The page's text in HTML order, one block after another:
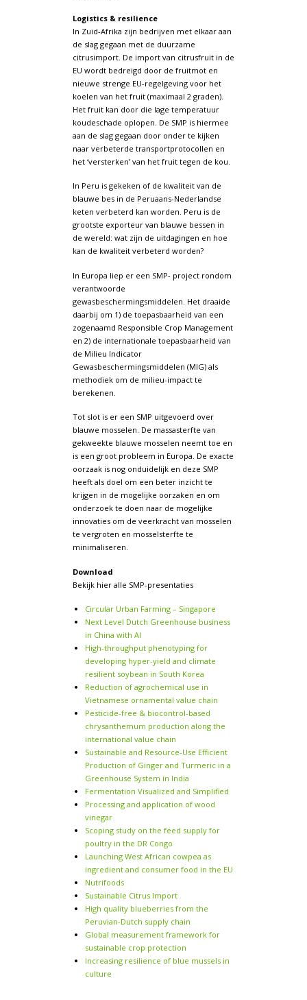
Logistics & resilience
In Zuid-Afrika zijn bedrijven met elkaar aan
de slag gegaan met de duurzame
citrusimport. De import van citrusfruit in de
EU wordt bedreigd door de fruitmot en
nieuwe strenge EU-regelgeving voor het
koelen van het fruit (maximaal 2 graden).
Het fruit kan door die lage temperatuur
koudeschade oplopen. De SMP is hiermee
aan de slag gegaan door onder te kijken
naar verbeterde transportprotocollen en
het ‘versterken’ van het fruit tegen de kou.
In Peru is gekeken of de kwaliteit van de
blauwe bes in de Peruaans-Nederlandse
keten verbeterd kan worden. Peru is de
grootste exporteur van blauwe bessen in
de wereld: wat zijn de uitdagingen en hoe
kan de kwaliteit verbeterd worden?
In Europa liep er een SMP- project rondom
verantwoorde
gewasbeschermingsmiddelen. Het draaide
daarbij om 1) de toepasbaarheid van een
zogenaamd Responsible Crop Management
en 2) de internationale toepasbaarheid van
de Milieu Indicator
Gewasbeschermingsmiddelen (MIG) als
methodiek om de milieu-impact te
berekenen.
Tot slot is er een SMP uitgevoerd over
blauwe mosselen. De massasterfte van
gekweekte blauwe mosselen neemt toe en
is een groot probleem in Europa. De exacte
oorzaak is nog onduidelijk en deze SMP
heeft als doel om een beter inzicht te
krijgen in de mogelijke oorzaken en om
onderzoek te doen naar de mogelijke
innovaties om de veerkracht van mosselen
te vergroten en mosselsterfte te
minimaliseren.
Download
Bekijk hier alle SMP-presentaties
Circular Urban Farming – Singapore
Next Level Dutch Greenhouse business
in China with AI
High-throughput phenotyping for
developing hyper-yield and climate
resilient soybean in South Korea
Reduction of agrochemical use in
Vietnamese ornamental value chain
Pesticide-free & biocontrol-based
chrysanthemum production along the
international value chain
Sustainable and Resource-Use Efficient
Production of Ginger and Turmeric in a
Greenhouse System in India
Fermentation Visualized and Simplified
Processing and application of wood
vinegar
Scoping study on the feed supply for
poultry in the DR Congo
Launching West African cowpea as
ingredient and consumer food in the EU
Nutrifoods
Sustainable Citrus Import
High quality blueberries from the
Peruvian-Dutch supply chain
Global measurement framework for
sustainable crop protection
Increasing resilience of blue mussels in
culture